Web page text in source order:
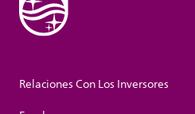
Relaciones Con Los Inversores